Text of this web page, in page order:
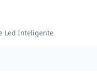
Led Inteligente